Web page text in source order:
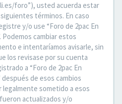
foro”), usted acuerda estar
términos. En caso
y/o use “Foro de 2pac En
Podemos cambiar estos
e intentaríamos avisarle, sin
los revisase por su cuenta
a “Foro de 2pac En
después de esos cambios
sometido a esos
actualizados y/o